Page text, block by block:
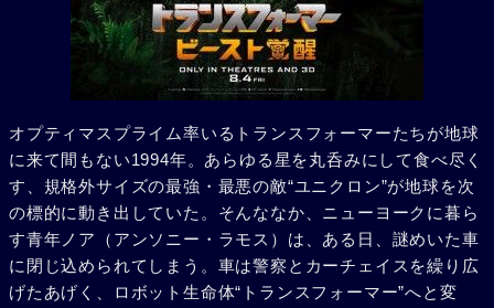
オプティマスプライム率いるトランスフォーマーたちが地球
に来て間もない1994年。あらゆる星を丸呑みにして食べ尽く
す、規格外サイズの最強・最悪の敵“ユニクロン”が地球を次
の標的に動き出していた。そんななか、ニューヨークに暮ら
す青年ノア（アンソニー・ラモス）は、ある日、謎めいた車
に閉じ込められてしまう。車は警察とカーチェイスを繰り広
げたあげく、ロボット生命体“トランスフォーマー”へと変